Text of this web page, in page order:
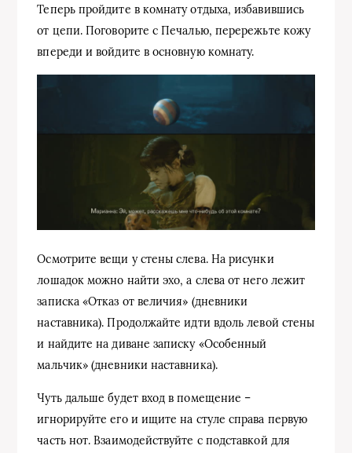
Теперь пройдите в комнату отдыха, избавившись
от цепи. Поговорите с Печалью, перережьте кожу
впереди и войдите в основную комнату.
Осмотрите вещи у стены слева. На рисунки
лошадок можно найти эхо, а слева от него лежит
записка «Отказ от величия» (дневники
наставника). Продолжайте идти вдоль левой стены
и найдите на диване записку «Особенный
мальчик» (дневники наставника).
Чуть дальше будет вход в помещение –
игнорируйте его и ищите на стуле справа первую
часть нот. Взаимодействуйте с подставкой для